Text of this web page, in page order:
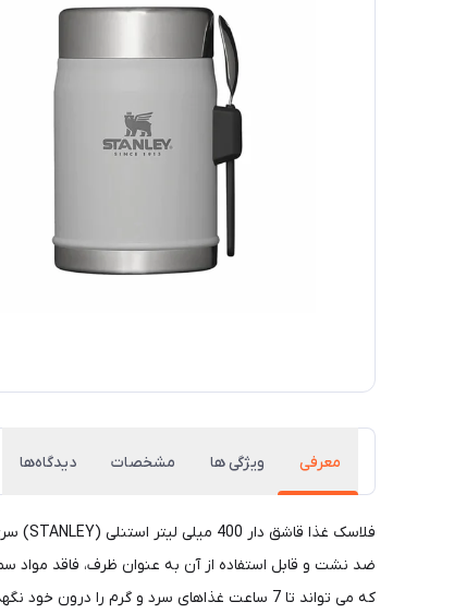
معرفی ویژگی ها مشخصات دیدگاه‌ها
که می تواند تا 7 ساعت غذاهای سرد و گرم را درون خود نگهداری نماید. مناسب برای استفاده در محل کار، کمپینگ، کوهنوردی، پیاده روی و … .